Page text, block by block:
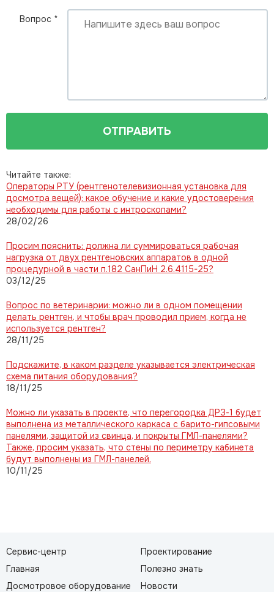
Вопрос *
ОТПРАВИТЬ
Читайте также:
Операторы РТУ (рентгенотелевизионная установка для
досмотра вещей): какое обучение и какие удостоверения
необходимы для работы с интроскопами?
28/02/26
Просим пояснить: должна ли суммироваться рабочая
нагрузка от двух рентгеновских аппаратов в одной
процедурной в части п.182 СанПиН 2.6.4115-25?
03/12/25
Вопрос по ветеринарии: можно ли в одном помещении
делать рентген, и чтобы врач проводил прием, когда не
используется рентген?
28/11/25
Подскажите, в каком разделе указывается электрическая
схема питания оборудования?
18/11/25
Можно ли указать в проекте, что перегородка ДРЗ-1 будет
выполнена из металлического каркаса с барито-гипсовыми
панелями, защитой из свинца, и покрыты ГМЛ-панелями?
Также, просим указать, что стены по периметру кабинета
будут выполнены из ГМЛ-панелей.
10/11/25
Сервис-центр
Главная
Досмотровое оборудование
Проектирование
Полезно знать
Новости